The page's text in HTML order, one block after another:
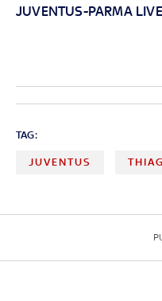
JUVENTUS-PARMA LIVE
TAG:
JUVENTUS